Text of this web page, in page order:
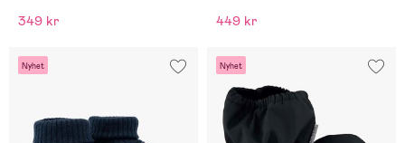
349 kr 449 kr
Nyhet Nyhet